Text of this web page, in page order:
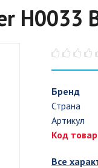
H0033
Бренд
Страна
Артикул
Код
Все